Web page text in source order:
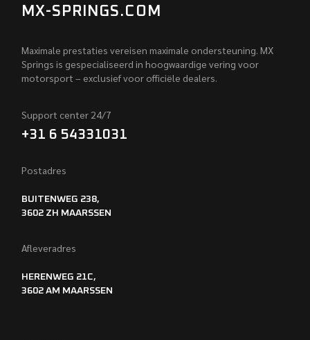
MX-SPRINGS.COM
Maximale prestaties vereisen maximale ondersteuning. MX
Springs is gespecialiseerd in hoogwaardige vering voor
motorsport – exclusief voor officiële dealers.
Support center 24/7
+31 6 54331031
Postadres
BUITENWEG 238,
3602 ZH MAARSSEN
Afleveradres
HERENWEG 21C,
3602 AM MAARSSEN